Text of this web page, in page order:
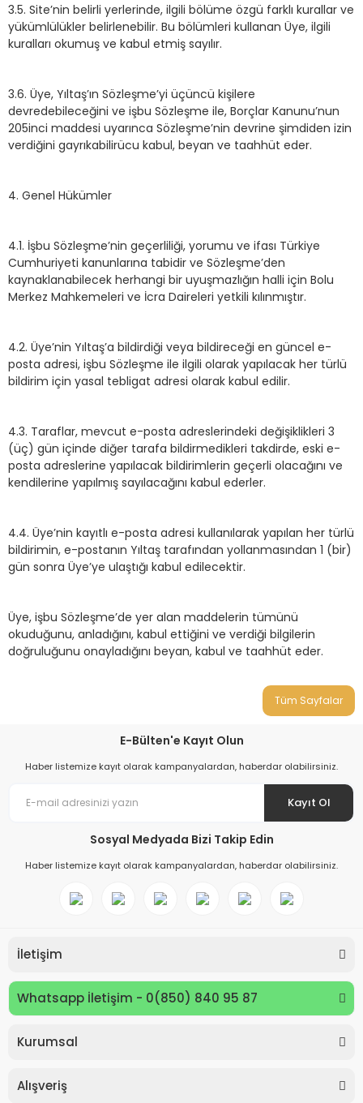
3.5. Site’nin belirli yerlerinde, ilgili bölüme özgü farklı kurallar ve
yükümlülükler belirlenebilir. Bu bölümleri kullanan Üye, ilgili
kuralları okumuş ve kabul etmiş sayılır.
3.6. Üye, Yıltaş’ın Sözleşme’yi üçüncü kişilere
devredebileceğini ve işbu Sözleşme ile, Borçlar Kanunu’nun
205inci maddesi uyarınca Sözleşme’nin devrine şimdiden izin
verdiğini gayrıkabilirücu kabul, beyan ve taahhüt eder.
4. Genel Hükümler
4.1. İşbu Sözleşme’nin geçerliliği, yorumu ve ifası Türkiye
Cumhuriyeti kanunlarına tabidir ve Sözleşme’den
kaynaklanabilecek herhangi bir uyuşmazlığın halli için Bolu
Merkez Mahkemeleri ve İcra Daireleri yetkili kılınmıştır.
4.2. Üye’nin Yıltaş’a bildirdiği veya bildireceği en güncel e-
posta adresi, işbu Sözleşme ile ilgili olarak yapılacak her türlü
bildirim için yasal tebligat adresi olarak kabul edilir.
4.3. Taraflar, mevcut e-posta adreslerindeki değişiklikleri 3
(üç) gün içinde diğer tarafa bildirmedikleri takdirde, eski e-
posta adreslerine yapılacak bildirimlerin geçerli olacağını ve
kendilerine yapılmış sayılacağını kabul ederler.
4.4. Üye’nin kayıtlı e-posta adresi kullanılarak yapılan her türlü
bildirimin, e-postanın Yıltaş tarafından yollanmasından 1 (bir)
gün sonra Üye’ye ulaştığı kabul edilecektir.
Üye, işbu Sözleşme’de yer alan maddelerin tümünü
okuduğunu, anladığını, kabul ettiğini ve verdiği bilgilerin
doğruluğunu onayladığını beyan, kabul ve taahhüt eder.
Tüm Sayfalar
E-Bülten'e Kayıt Olun
Haber listemize kayıt olarak kampanyalardan, haberdar olabilirsiniz.
Kayıt Ol
Sosyal Medyada Bizi Takip Edin
Haber listemize kayıt olarak kampanyalardan, haberdar olabilirsiniz.
İletişim
Whatsapp İletişim - 0(850) 840 95 87
Kurumsal
Alışveriş